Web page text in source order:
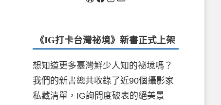
《IG打卡台灣祕境》新書正式上架
想知道更多臺灣鮮少人知的祕境嗎？
我們的新書總共收錄了近90個攝影家
私藏清單，IG詢問度破表的絕美景